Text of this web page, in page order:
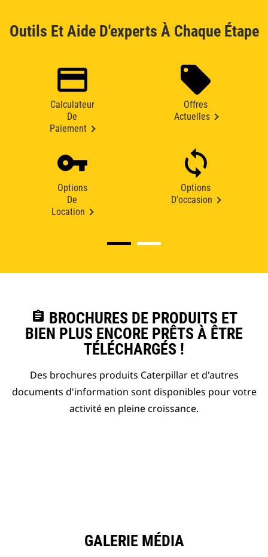
Outils Et Aide D'experts À Chaque Étape
Calculateur
De
Paiement
Offres
Actuelles
Options
De
Location
Options
D'occasion
assignment BROCHURES DE PRODUITS ET
BIEN PLUS ENCORE PRÊTS À ÊTRE
TÉLÉCHARGÉS !
Des brochures produits Caterpillar et d'autres
documents d'information sont disponibles pour votre
activité en pleine croissance.
GALERIE MÉDIA